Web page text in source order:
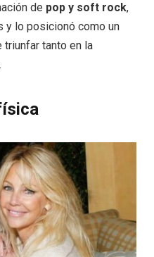
de pop y soft rock,
y lo posicionó como un
tanto en la